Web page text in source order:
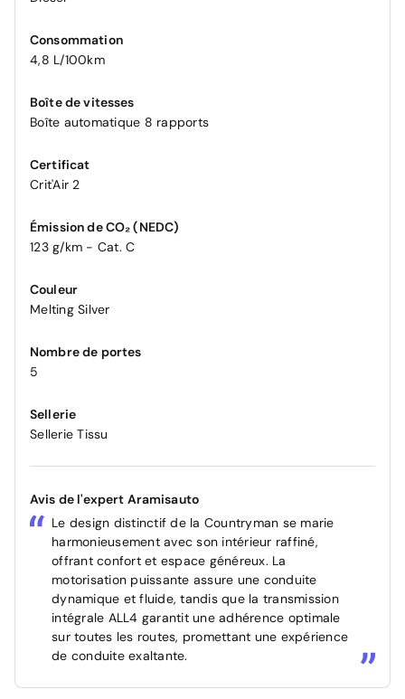
Consommation
4,8 L/100km
Boîte de vitesses
Boîte automatique 8 rapports
Certificat
Crit'Air 2
Émission de CO₂ (NEDC)
123 g/km - Cat. C
Couleur
Melting Silver
Nombre de portes
5
Sellerie
Sellerie Tissu
Avis de l'expert Aramisauto
Le design distinctif de la Countryman se marie
harmonieusement avec son intérieur raffiné,
offrant confort et espace généreux. La
motorisation puissante assure une conduite
dynamique et fluide, tandis que la transmission
intégrale ALL4 garantit une adhérence optimale
sur toutes les routes, promettant une expérience
de conduite exaltante.